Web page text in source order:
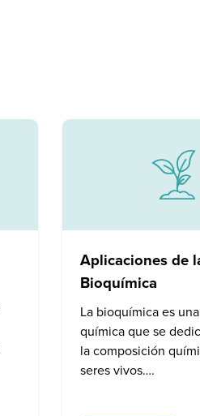
Aplicaciones de
Bioquímica
La bioquímica es
química que se
la composición
seres vivos….